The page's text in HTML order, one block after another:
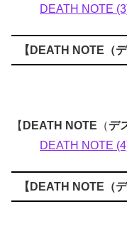
DEATH NOTE
【 DEATH NOTE （
【 DEATH NOTE （デ
DEATH NOTE
【 DEATH NOTE （